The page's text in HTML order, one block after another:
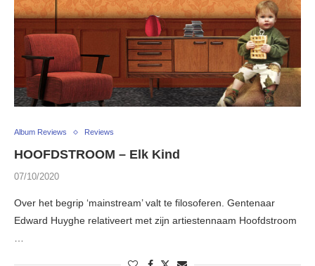
Album Reviews Reviews
HOOFDSTROOM – Elk Kind
07/10/2020
Over het begrip ‘mainstream’ valt te filosoferen. Gentenaar
Edward Huyghe relativeert met zijn artiestennaam Hoofdstroom
…